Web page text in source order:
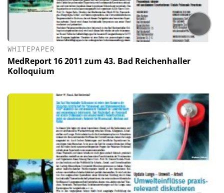
WHITEPAPER
MedReport 16 2011 zum 43. Bad Reichenhaller
Kolloquium